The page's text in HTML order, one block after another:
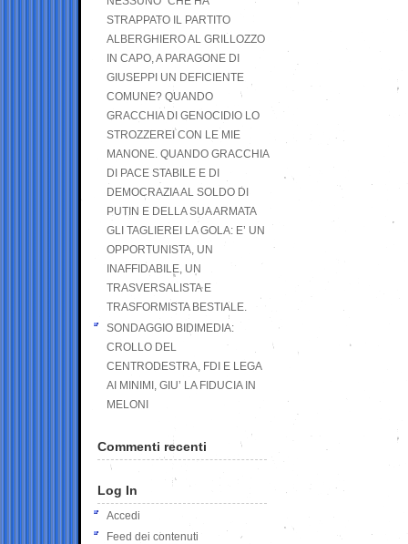
STRAPPATO IL PARTITO
ALBERGHIERO AL GRILLOZZO
IN CAPO, A PARAGONE DI
GIUSEPPI UN DEFICIENTE
COMUNE? QUANDO
GRACCHIA DI GENOCIDIO LO
STROZZEREI CON LE MIE
MANONE. QUANDO GRACCHIA
DI PACE STABILE E DI
DEMOCRAZIA AL SOLDO DI
PUTIN E DELLA SUA ARMATA
GLI TAGLIEREI LA GOLA: E’ UN
OPPORTUNISTA, UN
INAFFIDABILE, UN
TRASVERSALISTA E
TRASFORMISTA BESTIALE.
SONDAGGIO BIDIMEDIA:
CROLLO DEL
CENTRODESTRA, FDI E LEGA
AI MINIMI, GIU’ LA FIDUCIA IN
MELONI
Commenti recenti
Log In
Accedi
Feed dei contenuti